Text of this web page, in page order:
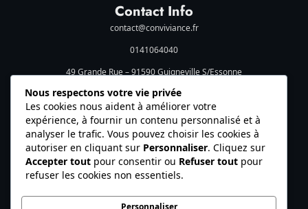
Contact Info
contact@conviviance.fr
0141064040
49 Grande Rue – 91590 Guigneville S/Essonne
Social Media
© 2026 Conviviance. Tous droits réservés.
Nous respectons votre vie privée
Les cookies nous aident à améliorer votre
expérience, à fournir un contenu personnalisé et à
analyser le trafic. Vous pouvez choisir les cookies à
autoriser en cliquant sur Personnaliser. Cliquez sur
Accepter tout pour consentir ou Refuser tout pour
refuser les cookies non essentiels.
Personnaliser